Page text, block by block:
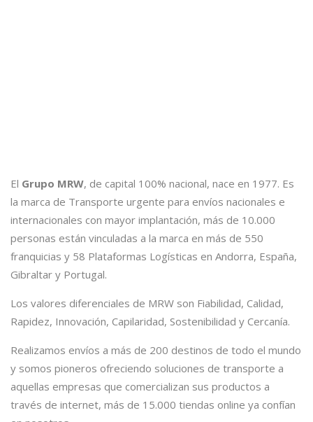
El Grupo MRW, de capital 100% nacional, nace en 1977. Es
la marca de Transporte urgente para envíos nacionales e
internacionales con mayor implantación, más de 10.000
personas están vinculadas a la marca en más de 550
franquicias y 58 Plataformas Logísticas en Andorra, España,
Gibraltar y Portugal.
Los valores diferenciales de MRW son Fiabilidad, Calidad,
Rapidez, Innovación, Capilaridad, Sostenibilidad y Cercanía.
Realizamos envíos a más de 200 destinos de todo el mundo
y somos pioneros ofreciendo soluciones de transporte a
aquellas empresas que comercializan sus productos a
través de internet, más de 15.000 tiendas online ya confían